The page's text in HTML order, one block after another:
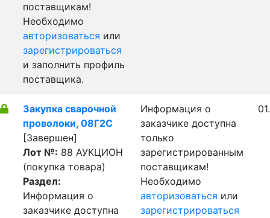
поставщикам!
Необходимо
авторизоваться или
зарегистрироваться
и заполнить профиль
поставщика.
Закупка сварочной
проволоки, 08Г2С
[Завершен]
Лот №: 88 АУКЦИОН
(покупка товара)
Раздел:
Информация о
заказчике доступна
Информация о
заказчике доступна
только
зарегистрированным
поставщикам!
Необходимо
авторизоваться или
зарегистрироваться